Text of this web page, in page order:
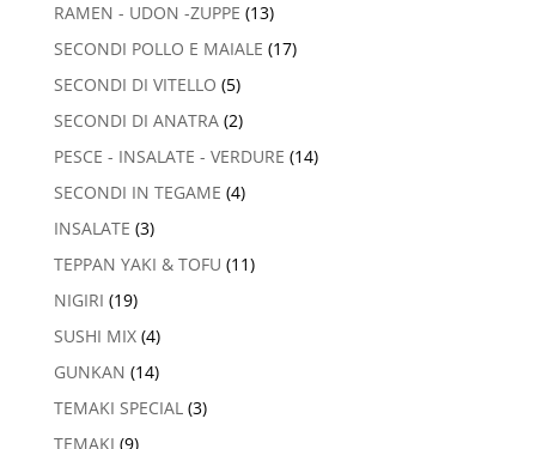
RAMEN - UDON -ZUPPE (13)
SECONDI POLLO E MAIALE (17)
SECONDI DI VITELLO (5)
SECONDI DI ANATRA (2)
PESCE - INSALATE - VERDURE (14)
SECONDI IN TEGAME (4)
INSALATE (3)
TEPPAN YAKI & TOFU (11)
NIGIRI (19)
SUSHI MIX (4)
GUNKAN (14)
TEMAKI SPECIAL (3)
TEMAKI (9)